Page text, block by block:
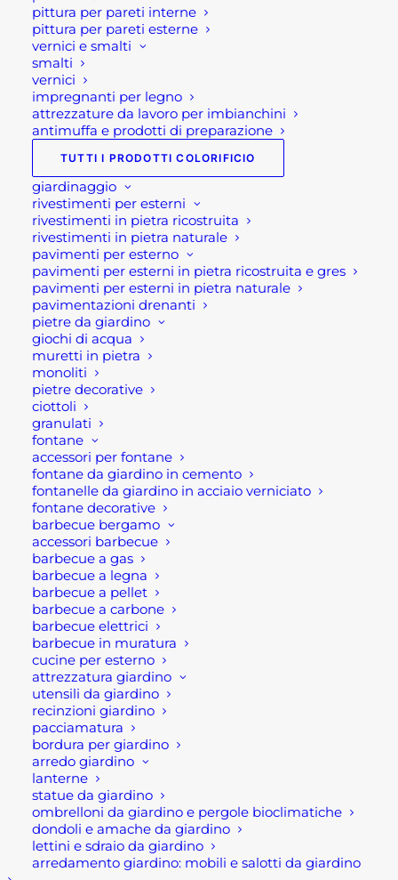
pittura per pareti interne
pittura per pareti esterne
vernici e smalti
smalti
vernici
impregnanti per legno
attrezzature da lavoro per imbianchini
antimuffa e prodotti di preparazione
TUTTI I PRODOTTI COLORIFICIO
giardinaggio
rivestimenti per esterni
rivestimenti in pietra ricostruita
rivestimenti in pietra naturale
pavimenti per esterno
pavimenti per esterni in pietra ricostruita e gres
pavimenti per esterni in pietra naturale
pavimentazioni drenanti
pietre da giardino
giochi di acqua
muretti in pietra
monoliti
pietre decorative
ciottoli
granulati
fontane
accessori per fontane
fontane da giardino in cemento
fontanelle da giardino in acciaio verniciato
fontane decorative
barbecue bergamo
accessori barbecue
barbecue a gas
barbecue a legna
barbecue a pellet
barbecue a carbone
barbecue elettrici
barbecue in muratura
cucine per esterno
attrezzatura giardino
utensili da giardino
recinzioni giardino
pacciamatura
bordura per giardino
arredo giardino
lanterne
statue da giardino
ombrelloni da giardino e pergole bioclimatiche
dondoli e amache da giardino
lettini e sdraio da giardino
arredamento giardino: mobili e salotti da giardino
36,00€
ARCO GIARDINO DECORATIVO
14,40
RUBINETTI PER FONTANE
28,00€
Suggeriti
LETTINO IMPILABILE PRENSI SOLE ELBA
GRIGIO CHIARO
240,00 €
SALOTTO DA GIARDINO 3P AMALFI
ANTRACITE
1.448,00 €
STATUA MADONNA IMMACOLATA
99,00€
Ultimi visti
CIOTOLA TONDA PER ESTERNO IN
CEMENTO
15,00€- 38,00
CIOTOLA OVALE PER ESTERNO IN
CEMENTO
34,00€ -93,00 €
da
CANNA FUMARIA ACCIAIO INOX
SCORREVOLE MAT MONOPARETE
20,00€-58,20€ Fascia
a
Rota Commerciale
Sede legale e punto vendita